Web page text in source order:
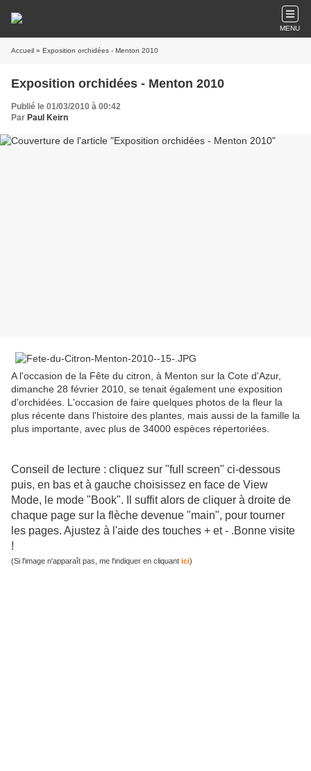
MENU
Accueil » Exposition orchidées - Menton 2010
Exposition orchidées - Menton 2010
Publié le 01/03/2010 à 00:42
Par Paul Keirn
A l'occasion de la Fête du citron, à Menton sur la Cote d'Azur,
dimanche 28 février 2010, se tenait également une exposition
d'orchidées. L'occasion de faire quelques photos de la fleur la
plus récente dans l'histoire des plantes, mais aussi de la famille la
plus importante, avec plus de 34000 espèces répertoriées.
Conseil de lecture : cliquez sur "full screen" ci-dessous
puis, en bas et à gauche choisissez en face de View
Mode, le mode "Book". Il suffit alors de cliquer à droite de
chaque page sur la flèche devenue "main", pour tourner
les pages. Ajustez à l'aide des touches + et - .Bonne visite
!
(Si l'image n'apparaît pas, me l'indiquer en cliquant ici)